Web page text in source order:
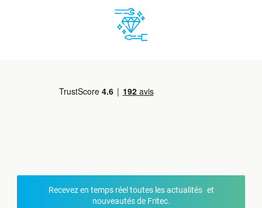
Recevez en temps réel toutes les actualités et
nouveautés de Fritec.